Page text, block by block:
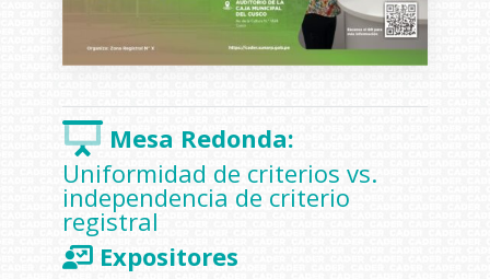
Mesa Redonda:
Uniformidad de criterios vs.
independencia de criterio
registral
Expositores